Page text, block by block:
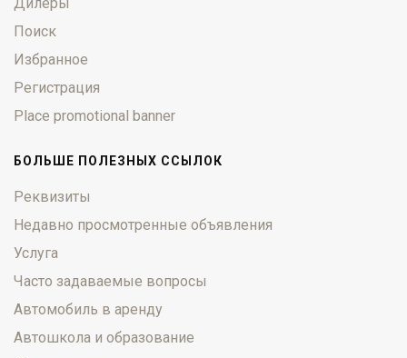
Поиск
Избранное
Регистрация
Place promotional banner
БОЛЬШЕ ПОЛЕЗНЫХ ССЫЛОК
Реквизиты
Недавно просмотренные объявления
Услуга
Часто задаваемые вопросы
Автомобиль в аренду
Автошкола и образование